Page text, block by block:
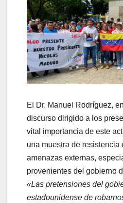
El Dr. Manuel Rodríguez,
discurso dirigido a los
vital importancia de este
una muestra de resistencia
amenazas externas,
provenientes del gobierno
«Las pretensiones del
estadounidense de